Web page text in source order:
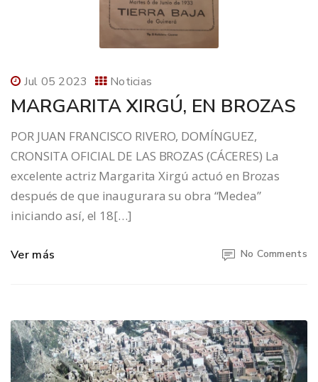
Jul 05 2023 Noticias
MARGARITA XIRGÚ, EN BROZAS
POR JUAN FRANCISCO RIVERO, DOMÍNGUEZ,
CRONSITA OFICIAL DE LAS BROZAS (CÁCERES) La
excelente actriz Margarita Xirgú actuó en Brozas
después de que inaugurara su obra “Medea”
iniciando así, el 18[…]
Ver más No Comments